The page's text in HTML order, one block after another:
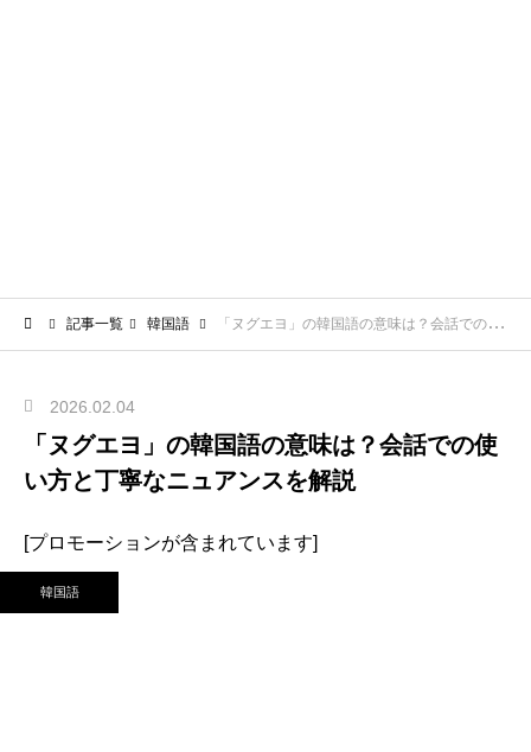
記事一覧 韓国語 「ヌグエヨ」の韓国語の意味は？会話での使い方と丁寧なニュアンスを解説
2026.02.04
「ヌグエヨ」の韓国語の意味は？会話での使
い方と丁寧なニュアンスを解説
[プロモーションが含まれています]
韓国語